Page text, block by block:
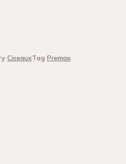
CiseauxTag Premax